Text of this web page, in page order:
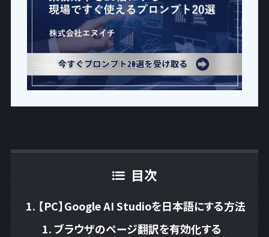
目次
【PC】Google AI Studioを日本語にする方法
ブラウザのページ翻訳を有効化する